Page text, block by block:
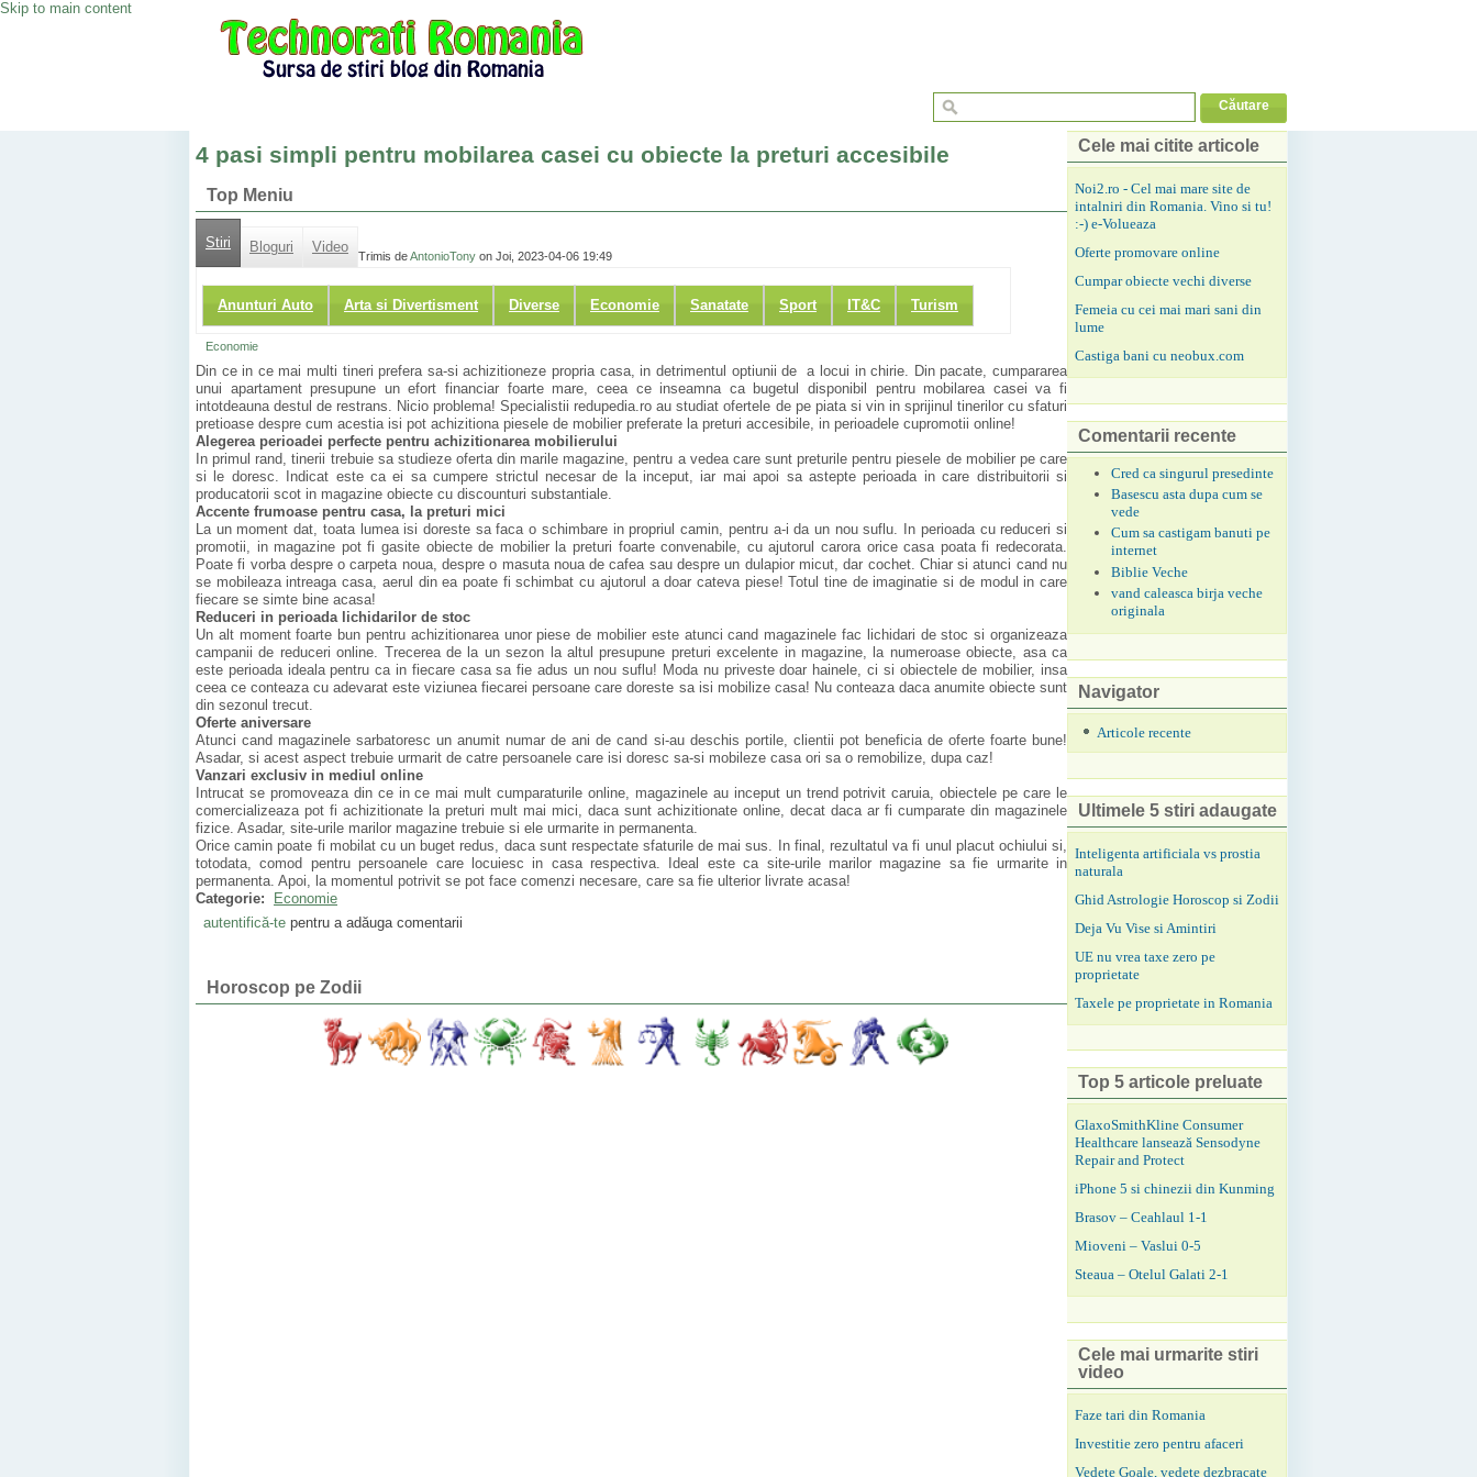
Skip to main content
4 pasi simpli pentru mobilarea casei cu obiecte la preturi accesibile
Top Meniu
Stiri Bloguri Video
Anunturi Auto Arta si Divertisment Diverse Economie Sanatate Sport IT&C Turism
Trimis deAntonioTony on Joi, 2023-04-06 19:49
Economie
Din ce in ce mai multi tineri prefera sa-si achizitioneze propria casa, in detrimentul optiunii de a locui in chirie. Din pacate, cumpararea
unui apartament presupune un efort financiar foarte mare, ceea ce inseamna ca bugetul disponibil pentru mobilarea casei va fi
intotdeauna destul de restrans. Nicio problema! Specialistii redupedia.ro au studiat ofertele de pe piata si vin in sprijinul tinerilor cu sfaturi
pretioase despre cum acestia isi pot achizitiona piesele de mobilier preferate la preturi accesibile, in perioadele cupromotii online!
Alegerea perioadei perfecte pentru achizitionarea mobilierului
In primul rand, tinerii trebuie sa studieze oferta din marile magazine, pentru a vedea care sunt preturile pentru piesele de mobilier pe care
si le doresc. Indicat este ca ei sa cumpere strictul necesar de la inceput, iar mai apoi sa astepte perioada in care distribuitorii si
producatorii scot in magazine obiecte cu discounturi substantiale.
Accente frumoase pentru casa, la preturi mici
La un moment dat, toata lumea isi doreste sa faca o schimbare in propriul camin, pentru a-i da un nou suflu. In perioada cu reduceri si
promotii, in magazine pot fi gasite obiecte de mobilier la preturi foarte convenabile, cu ajutorul carora orice casa poata fi redecorata.
Poate fi vorba despre o carpeta noua, despre o masuta noua de cafea sau despre un dulapior micut, dar cochet. Chiar si atunci cand nu
se mobileaza intreaga casa, aerul din ea poate fi schimbat cu ajutorul a doar cateva piese! Totul tine de imaginatie si de modul in care
fiecare se simte bine acasa!
Reduceri in perioada lichidarilor de stoc
Un alt moment foarte bun pentru achizitionarea unor piese de mobilier este atunci cand magazinele fac lichidari de stoc si organizeaza
campanii de reduceri online. Trecerea de la un sezon la altul presupune preturi excelente in magazine, la numeroase obiecte, asa ca
este perioada ideala pentru ca in fiecare casa sa fie adus un nou suflu! Moda nu priveste doar hainele, ci si obiectele de mobilier, insa
ceea ce conteaza cu adevarat este viziunea fiecarei persoane care doreste sa isi mobilize casa! Nu conteaza daca anumite obiecte sunt
din sezonul trecut.
Oferte aniversare
Atunci cand magazinele sarbatoresc un anumit numar de ani de cand si-au deschis portile, clientii pot beneficia de oferte foarte bune!
Asadar, si acest aspect trebuie urmarit de catre persoanele care isi doresc sa-si mobileze casa ori sa o remobilize, dupa caz!
Vanzari exclusiv in mediul online
Intrucat se promoveaza din ce in ce mai mult cumparaturile online, magazinele au inceput un trend potrivit caruia, obiectele pe care le
comercializeaza pot fi achizitionate la preturi mult mai mici, daca sunt achizitionate online, decat daca ar fi cumparate din magazinele
fizice. Asadar, site-urile marilor magazine trebuie si ele urmarite in permanenta.
Orice camin poate fi mobilat cu un buget redus, daca sunt respectate sfaturile de mai sus. In final, rezultatul va fi unul placut ochiului si,
totodata, comod pentru persoanele care locuiesc in casa respectiva. Ideal este ca site-urile marilor magazine sa fie urmarite in
permanenta. Apoi, la momentul potrivit se pot face comenzi necesare, care sa fie ulterior livrate acasa!
Categorie:
Economie
autentifică-tepentru a adăuga comentarii
Horoscop pe Zodii
Cele mai citite articole
Noi2.ro - Cel mai mare site de
intalniri din Romania. Vino si tu!
:-) e-Volueaza
Oferte promovare online
Cumpar obiecte vechi diverse
Femeia cu cei mai mari sani din
lume
Castiga bani cu neobux.com
Comentarii recente
Cred ca singurul presedinte
Basescu asta dupa cum se
vede
Cum sa castigam banuti pe
internet
Biblie Veche
vand caleasca birja veche
originala
Navigator
Articole recente
Ultimele 5 stiri adaugate
Inteligenta artificiala vs prostia
naturala
Ghid Astrologie Horoscop si Zodii
Deja Vu Vise si Amintiri
UE nu vrea taxe zero pe
proprietate
Taxele pe proprietate in Romania
Top 5 articole preluate
GlaxoSmithKline Consumer
Healthcare lansează Sensodyne
Repair and Protect
iPhone 5 si chinezii din Kunming
Brasov – Ceahlaul 1-1
Mioveni – Vaslui 0-5
Steaua – Otelul Galati 2-1
Cele mai urmarite stiri
video
Faze tari din Romania
Investitie zero pentru afaceri
Vedete Goale, vedete dezbracate